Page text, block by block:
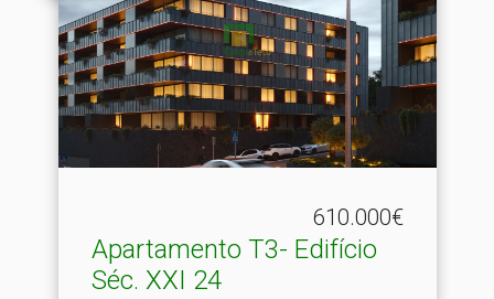
610.000€
Apartamento T3- Edifício
Séc.​ XXI 24